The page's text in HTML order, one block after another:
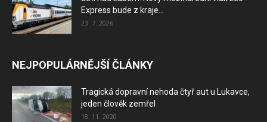
Express bude z kraje...
23. 7. 2026
NEJPOPULÁRNĚJŠÍ ČLÁNKY
Tragická dopravní nehoda čtyř aut u Lukavce,
jeden člověk zemřel
18. 11. 2020